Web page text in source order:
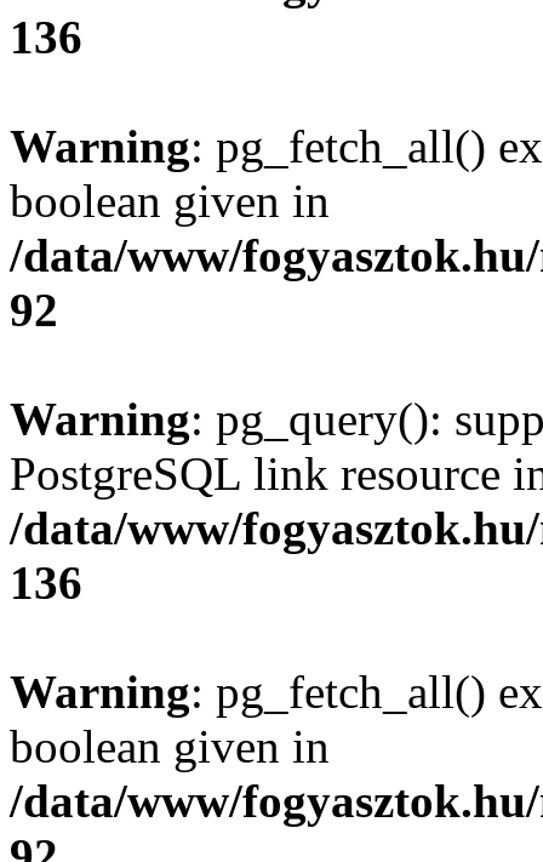
136
Warning: pg_fetch_all()
boolean given in
/data/www/
92
Warning: pg_query():
PostgreSQL link resource
/data/www/
136
Warning: pg_fetch_all()
boolean given in
/data/www/